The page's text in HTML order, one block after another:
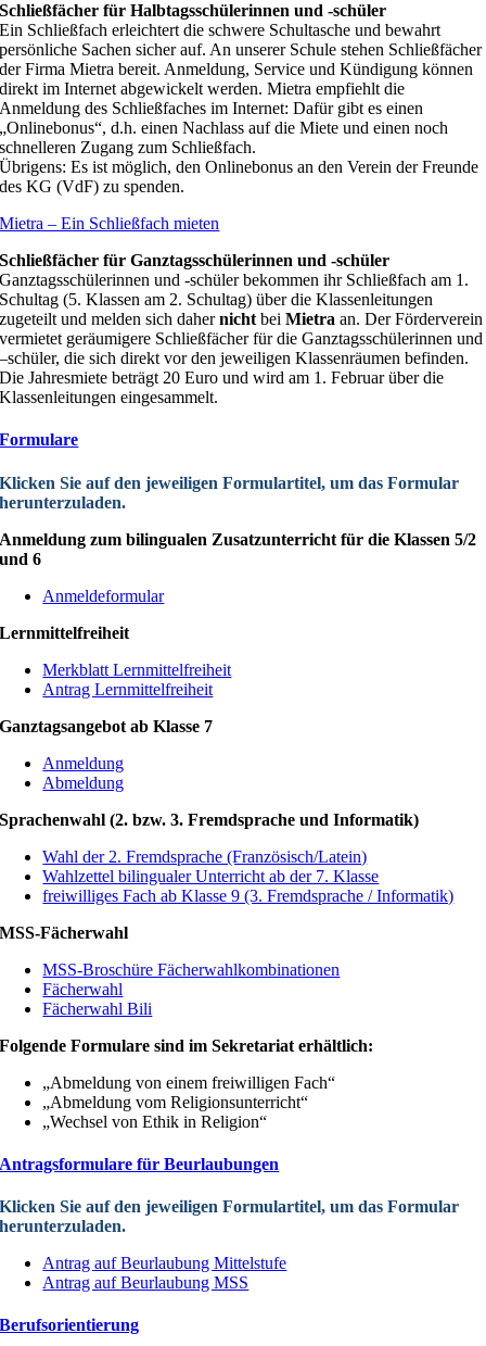
Schließfächer für Halbtagsschülerinnen und -schüler
Ein Schließfach erleichtert die schwere Schultasche und bewahrt
persönliche Sachen sicher auf. An unserer Schule stehen Schließfächer
der Firma Mietra bereit. Anmeldung, Service und Kündigung können
direkt im Internet abgewickelt werden. Mietra empfiehlt die
Anmeldung des Schließfaches im Internet: Dafür gibt es einen
„Onlinebonus“, d.h. einen Nachlass auf die Miete und einen noch
schnelleren Zugang zum Schließfach.
Übrigens: Es ist möglich, den Onlinebonus an den Verein der Freunde
des KG (VdF) zu spenden.
Mietra – Ein Schließfach mieten
Schließfächer für Ganztagsschülerinnen und -schüler
Ganztagsschülerinnen und -schüler bekommen ihr Schließfach am 1.
Schultag (5. Klassen am 2. Schultag) über die Klassenleitungen
zugeteilt und melden sich dahernicht beiMietra an. Der Förderverein
vermietet geräumigere Schließfächer für die Ganztagsschülerinnen und
–schüler, die sich direkt vor den jeweiligen Klassenräumen befinden.
Die Jahresmiete beträgt 20 Euro und wird am 1. Februar über die
Klassenleitungen eingesammelt.
Formulare
Klicken Sie auf den jeweiligen Formulartitel, um das Formular
herunterzuladen.
Anmeldung zum bilingualen Zusatzunterricht für die Klassen 5/2
und 6
Anmeldeformular
Lernmittelfreiheit
Merkblatt Lernmittelfreiheit
Antrag Lernmittelfreiheit
Ganztagsangebot ab Klasse 7
Anmeldung
Abmeldung
Sprachenwahl (2. bzw. 3. Fremdsprache und Informatik)
Wahl der 2. Fremdsprache (Französisch/Latein)
Wahlzettel bilingualer Unterricht ab der 7. Klasse
freiwilliges Fach ab Klasse 9 (3. Fremdsprache / Informatik)
MSS-Fächerwahl
MSS-Broschüre Fächerwahlkombinationen
Fächerwahl
Fächerwahl Bili
Folgende Formulare sind im Sekretariat erhältlich:
„Abmeldung von einem freiwilligen Fach“
„Abmeldung vom Religionsunterricht“
„Wechsel von Ethik in Religion“
Antragsformulare für Beurlaubungen
Klicken Sie auf den jeweiligen Formulartitel, um das Formular
herunterzuladen.
Antrag auf Beurlaubung Mittelstufe
Antrag auf Beurlaubung MSS
Berufsorientierung